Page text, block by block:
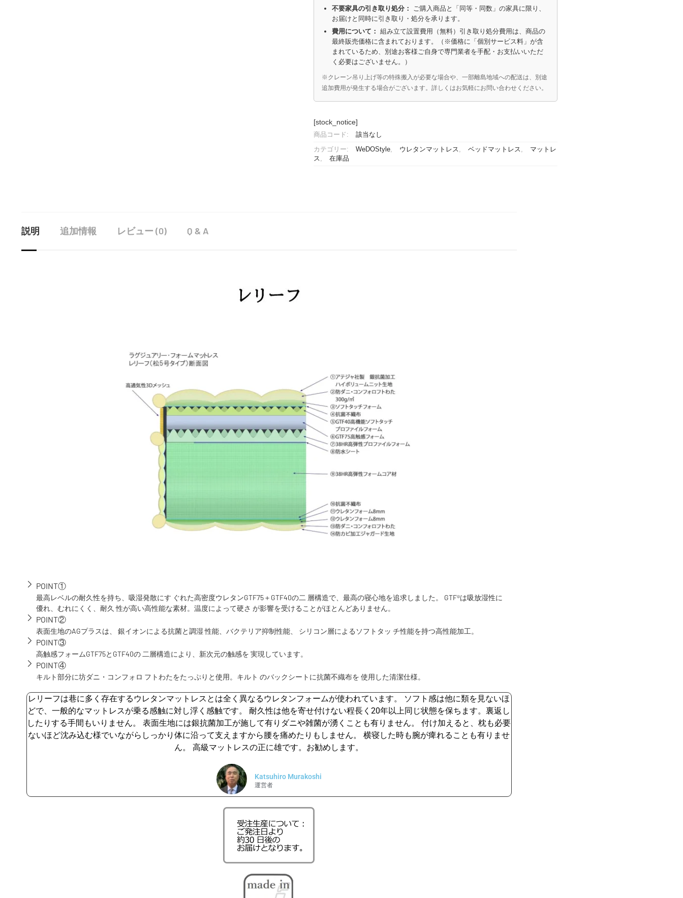
不要家具の引き取り処分：
ご購入商品と「同等・同数」の家具に限り、
お届けと同時に引き取り・処分を承ります。
費用について： 組み立て設置費用（無料）引き取り処分費用は、商品の
最終販売価格に含まれております。（※価格に「個別サービス料」が含
まれているため、別途お客様ご自身で専門業者を手配・お支払いいただ
く必要はございません。）
※クレーン吊り上げ等の特殊搬入が必要な場合や、一部離島地域への配送は、別途
追加費用が発生する場合がございます。詳しくはお気軽にお問い合わせください。
[stock_notice]
商品コード: 該当なし
カテゴリー: WeDOStyle, ウレタンマットレス ベッドマットレス
マットレ
ス
在庫品
説明 追加情報 レビュー (0) Q & A
POINT①
最高レベルの耐久性を持ち、吸湿発散にす ぐれた高密度ウレタンGTF75＋GTF40の二 層構造で、最高の寝心地を追求しました。 GTF®は吸放湿性に
優れ、むれにくく、耐久 性が高い高性能な素材。温度によって硬さ が影響を受けることがほとんどありません。
POINT②
表面生地のAGプラスは、 銀イオンによる抗菌と調湿 性能、バクテリア抑制性能、 シリコン層によるソフトタッ チ性能を持つ高性能加工。
POINT③
高触感フォームGTF75とGTF40の 二層構造により、新次元の触感を 実現しています。
POINT④
キルト部分に坊ダニ・コンフォロ フトわたをたっぷりと使用。キルト のバックシートに抗菌不織布を 使用した清潔仕様。
レリーフは巷に多く存在するウレタンマットレスとは全く異なるウレタンフォームが使われています。 ソフト感は他に類を見ないほ
どで、一般的なマットレスが乗る感触に対し浮く感触です。 耐久性は他を寄せ付けない程長く20年以上同じ状態を保ちます。裏返し
したりする手間もいりません。 表面生地には銀抗菌加工が施して有りダニや雑菌が湧くことも有りません。 付け加えると、枕も必要
ないほど沈み込む様でいながらしっかり体に沿って支えますから腰を痛めたりもしません。 横寝した時も腕が痺れることも有りませ
ん。 高級マットレスの正に雄です。お勧めします。
Katsuhiro Murakoshi
運営者